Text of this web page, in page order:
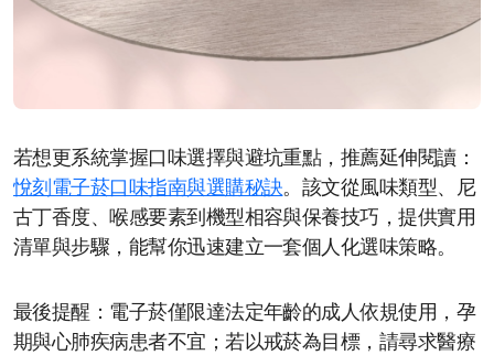
若想更系統掌握口味選擇與避坑重點，推薦延伸閱讀：
悅刻電子菸口味指南與選購秘訣。該文從風味類型、尼
古丁香度、喉感要素到機型相容與保養技巧，提供實用
清單與步驟，能幫你迅速建立一套個人化選味策略。
最後提醒：電子菸僅限達法定年齡的成人依規使用，孕
期與心肺疾病患者不宜；若以戒菸為目標，請尋求醫療